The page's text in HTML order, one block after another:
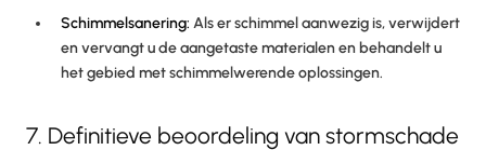
Schimmelsanering: Als er schimmel aanwezig is, verwijdert
en vervangt u de aangetaste materialen en behandelt u
het gebied met schimmelwerende oplossingen.
7. Definitieve beoordeling van stormschade